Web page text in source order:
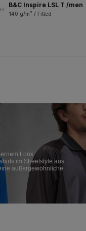
B&C Inspire LSL T /men
140 g/m² / Fitted
Look.
im Streetstyle aus
außergewöhnliche